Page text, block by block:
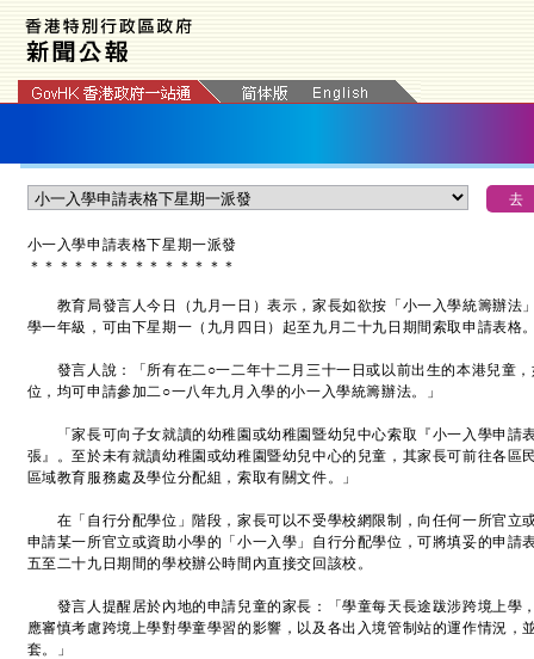
小一入學申請表格下星期一派發
＊ ＊ ＊ ＊ ＊ ＊ ＊ ＊ ＊ ＊ ＊ ＊ ＊ ＊
教育局發言人今日（九月一日）表示，家長如欲按「小一入學統籌辦法
學一年級，可由下星期一（九月四日）起至九月二十九日期間索取申請表格
發言人說：「所有在二○一二年十二月三十一日或以前出生的本港兒童，
位，均可申請參加二○一八年九月入學的小一入學統籌辦法。」
「家長可向子女就讀的幼稚園或幼稚園暨幼兒中心索取『小一入學申請
張』。至於未有就讀幼稚園或幼稚園暨幼兒中心的兒童，其家長可前往各區
區域教育服務處及學位分配組，索取有關文件。」
在「自行分配學位」階段，家長可以不受學校網限制，向任何一所官立
申請某一所官立或資助小學的「小一入學」自行分配學位，可將填妥的申請
五至二十九日期間的學校辦公時間內直接交回該校。
發言人提醒居於內地的申請兒童的家長：「學童每天長途跋涉跨境上學
應審慎考慮跨境上學對學童學習的影響，以及各出入境管制站的運作情況，
套。」